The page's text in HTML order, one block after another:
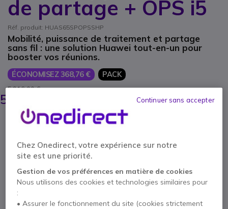
de partage + OPS i5
Réf. produit: HUAS65SPOPSSHP
Mobilité, puissance de traitement et partage
sans fil : une solution Huawei tout-en-un pour
booster vos réunions.
ÉCONOMISEZ 368,76 € PACK
5 916,00 €
5 547,24 €
Épuisé
Compris dans ce pack :
Chez Onedirect, votre expérience sur notre
site est une priorité.
Gestion de vos préférences en matière de cookies
Nous utilisons des cookies et technologies similaires pour
:
• Assurer le fonctionnement du site (cookies strictement
Continuer sans accepter